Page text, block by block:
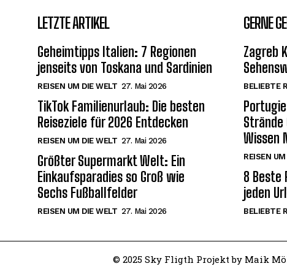
LETZTE ARTIKEL
Geheimtipps Italien: 7 Regionen
jenseits von Toskana und Sardinien
REISEN UM DIE WELT 27. Mai 2026
TikTok Familienurlaub: Die besten
Reiseziele für 2026 Entdecken
REISEN UM DIE WELT 27. Mai 2026
Größter Supermarkt Welt: Ein
Einkaufsparadies so Groß wie
Sechs Fußballfelder
REISEN UM DIE WELT 27. Mai 2026
GERNE
Zagreb
BELIEBTE
Strände
Wissen
REISEN
8 Beste
jeden
BELIEBTE
© 2025 Sky Fligth Projekt by Maik